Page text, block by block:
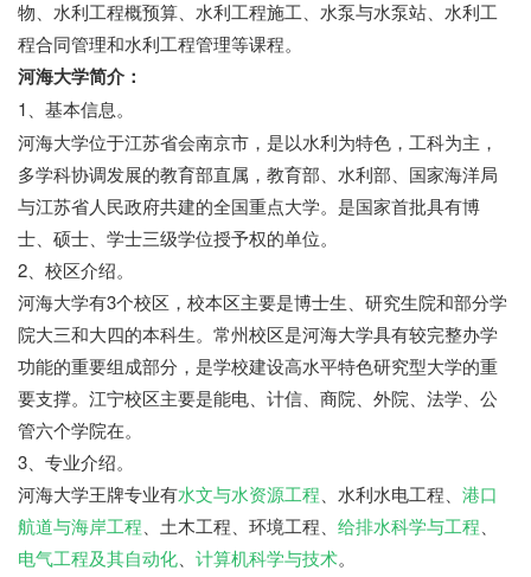
物、水利工程概预算、水利工程施工、水泵与水泵站、水利工
程合同管理和水利工程管理等课程。
河海大学简介：
1、基本信息。
河海大学位于江苏省会南京市，是以水利为特色，工科为主，
多学科协调发展的教育部直属，教育部、水利部、国家海洋局
与江苏省人民政府共建的全国重点大学。是国家首批具有博
士、硕士、学士三级学位授予权的单位。
2、校区介绍。
河海大学有3个校区，校本区主要是博士生、研究生院和部分学
院大三和大四的本科生。常州校区是河海大学具有较完整办学
功能的重要组成部分，是学校建设高水平特色研究型大学的重
要支撑。江宁校区主要是能电、计信、商院、外院、法学、公
管六个学院在。
3、专业介绍。
河海大学王牌专业有水文与水资源工程、水利水电工程、 港口
航道与海岸工程、土木工程、环境工程、 给排水科学与工程、
电气工程及其自动化、 计算机科学与技术。